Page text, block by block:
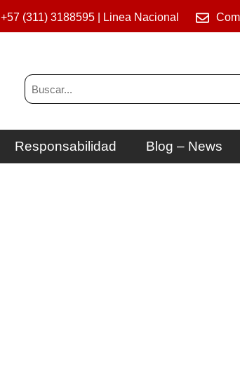
+57 (311) 3188595 | Linea Nacional
Responsabilidad Blog – News